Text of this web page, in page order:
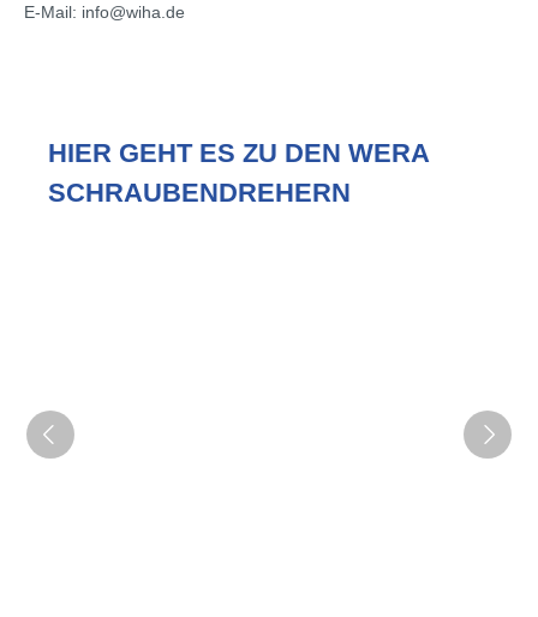
E-Mail: info@wiha.de
HIER GEHT ES ZU DEN WERA
SCHRAUBENDREHERN